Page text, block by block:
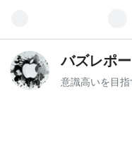
バズレポー
意識高いを目